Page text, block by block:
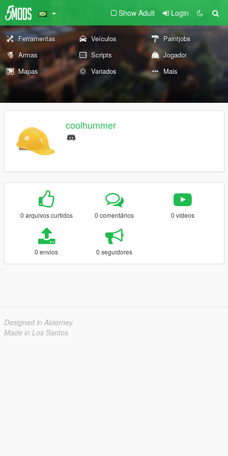
Show Adult Login
Ferramentas Veículos
Paintjobs
Armas
Scripts
Jogador
Mapas
Variados Mais
coolhummer
0 arquivos curtidos 0 comentários 0 vídeos
0 envios 0 seguidores
Designed in Alderney
Made in Los Santos